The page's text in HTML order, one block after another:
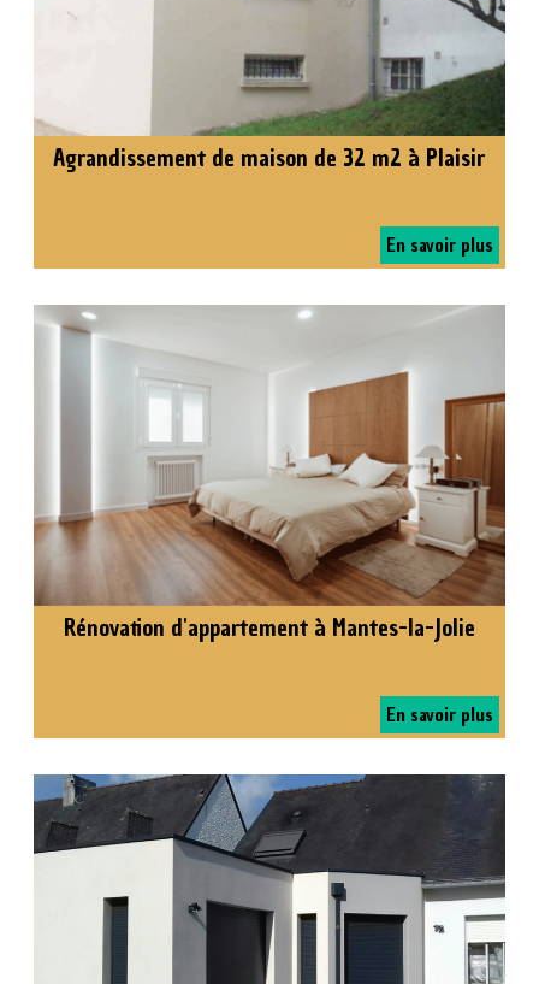
Agrandissement de maison de 32 m2 à Plaisir
En savoir plus
Rénovation d'appartement à Mantes-la-Jolie
En savoir plus